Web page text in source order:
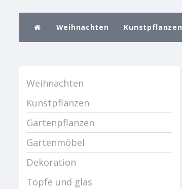
Weihnachten Kunstpflanzen
Weihnachten
Kunstpflanzen
Gartenpflanzen
Gartenmöbel
Dekoration
Topfe und glas